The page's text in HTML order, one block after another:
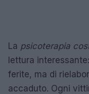
La psicoterapia
lettura
ferite, ma di
accaduto. Ogni